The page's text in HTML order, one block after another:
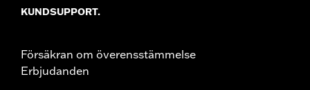
KUNDSUPPORT.
Försäkran om överensstämmelse
Erbjudanden